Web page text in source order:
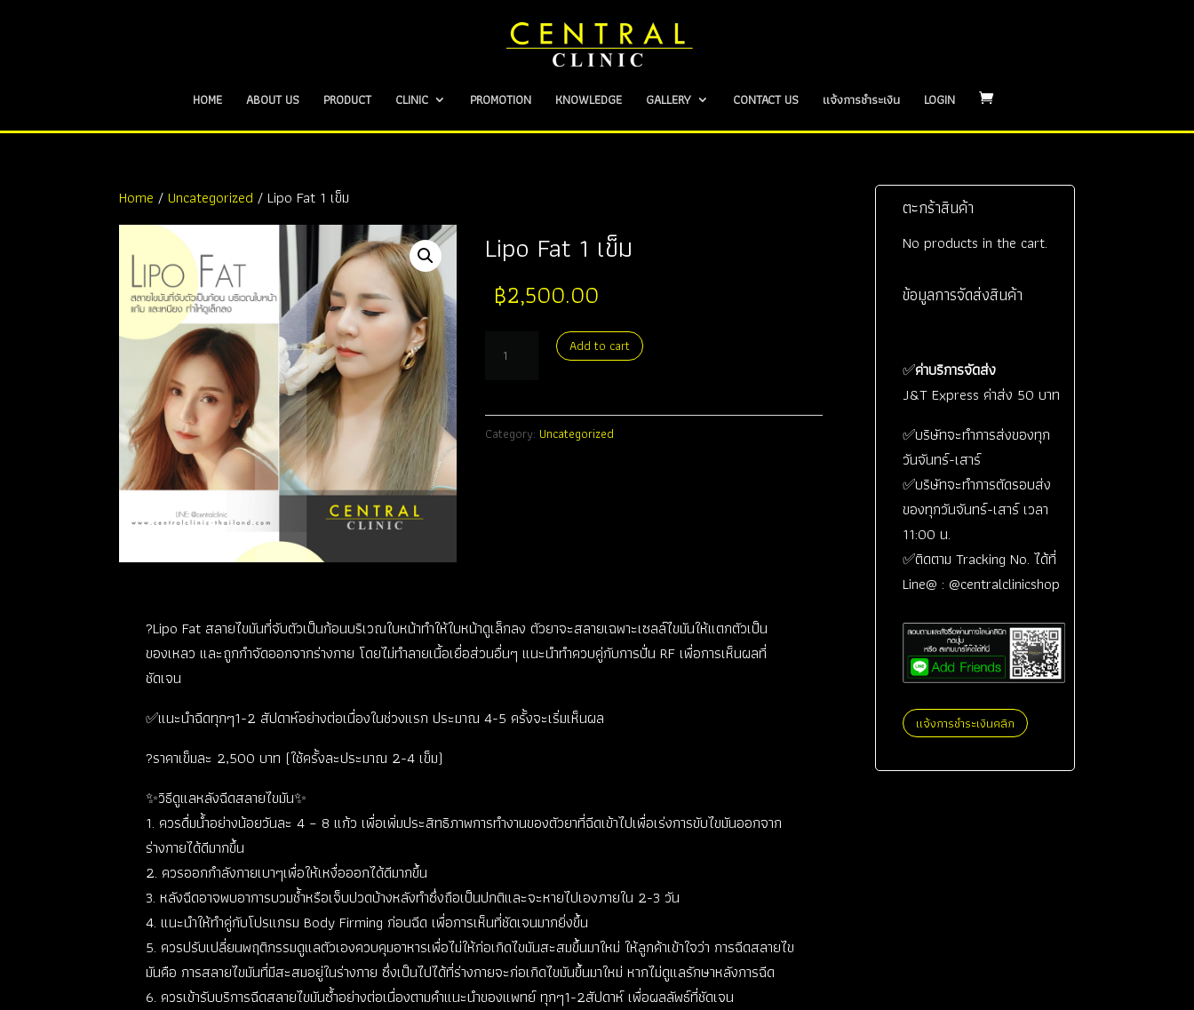
HOME ABOUT US PRODUCT CLINIC PROMOTION KNOWLEDGE GALLERY CONTACT US แจ้งการชำระเงิน LOGIN
Home /Uncategorized / Lipo Fat 1 เข็ม
Lipo Fat 1 เข็ม
฿2,500.00
เข็ม
quantity
Add to cart
Category: Uncategorized
?Lipo Fat สลายไขมันที่จับตัวเป็นก้อนบริเวณใบหน้าทำให้ใบหน้าดูเล็กลง ตัวยาจะสลายเฉพาะเซลล์ไขมันให้แตกตัวเป็น
ของเหลว และถูกกำจัดออกจากร่างกาย โดยไม่ทำลายเนื้อเยื่อส่วนอื่นๆ แนะนำทำควบคู่กับการปั่น RF เพื่อการเห็นผลที่
ชัดเจน
✅แนะนำฉีดทุกๆ1-2 สัปดาห์อย่างต่อเนื่องในช่วงแรก ประมาณ 4-5 ครั้งจะเริ่มเห็นผล
?ราคาเข็มละ 2,500 บาท (ใช้ครั้งละประมาณ 2-4 เข็ม)
✨วิธีดูแลหลังฉีดสลายไขมัน✨
1. ควรดื่มน้ำอย่างน้อยวันละ 4 – 8 แก้ว เพื่อเพิ่มประสิทธิภาพการทำงานของตัวยาที่ฉีดเข้าไปเพื่อเร่งการขับไขมันออกจาก
ร่างกายได้ดีมากขึ้น
2. ควรออกกำลังกายเบาๆเพื่อให้เหงื่อออกได้ดีมากขึ้น
3. หลังฉีดอาจพบอาการบวมช้ำหรือเจ็บปวดบ้างหลังทำซึ่งถือเป็นปกติและจะหายไปเองภายใน 2-3 วัน
4. แนะนำให้ทำคู่กับโปรแกรม Body Firming ก่อนฉีด เพื่อการเห็นที่ชัดเจนมากยิ่งขึ้น
5. ควรปรับเปลี่ยนพฤติกรรมดูแลตัวเองควบคุมอาหารเพื่อไม่ให้ก่อเกิดไขมันสะสมขึ้นมาใหม่ ให้ลูกค้าเข้าใจว่า การฉีดสลายไข
มันคือ การสลายไขมันที่มีสะสมอยู่ในร่างกาย ซึ่งเป็นไปได้ที่ร่างกายจะก่อเกิดไขมันขึ้นมาใหม่ หากไม่ดูแลรักษาหลังการฉีด
6. ควรเข้ารับบริการฉีดสลายไขมันซ้ำอย่างต่อเนื่องตามคำแนะนำของแพทย์ ทุกๆ1-2สัปดาห์ เพื่อผลลัพธ์ที่ชัดเจน
ตะกร้าสินค้า
No products in the cart.
ข้อมูลการจัดส่งสินค้า
✅ค่าบริการจัดส่ง
J&T Express ค่าส่ง 50 บาท
✅บริษัทจะทำการส่งของทุก
วันจันทร์-เสาร์
✅บริษัทจะทำการตัดรอบส่ง
ของทุกวันจันทร์-เสาร์ เวลา
11:00 น.
✅ติดตาม Tracking No. ได้ที่
Line@ : @centralclinicshop
แจ้งการชำระเงินคลิก